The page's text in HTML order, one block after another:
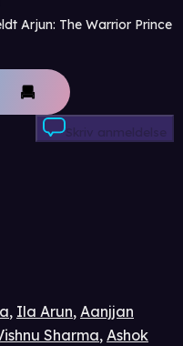
Arjun: The Warrior Prince
Skriv anmeldelse
, Ila Arun, Aanjjan
Sharma, Ashok